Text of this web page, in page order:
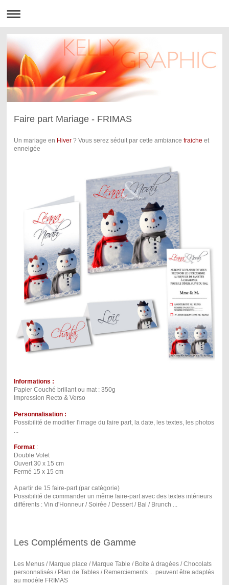
Faire part Mariage - FRIMAS
Un mariage en Hiver? Vous serez séduit par cette ambiance fraiche et
enneigée
Informations :
Papier Couché brillant ou mat : 350g
Impression Recto & Verso
Personnalisation :
Possibilité de modifier l'image du faire part, la date, les textes, les photos
...
Format:
Double Volet
Ouvert 30 x 15 cm
Fermé 15 x 15 cm
A partir de 15 faire-part (par catégorie)
Possibilité de commander un même faire-part avec des textes intérieurs
différents : Vin d'Honneur / Soirée / Dessert / Bal / Brunch ...
Les Compléments de Gamme
Les Menus / Marque place / Marque Table / Boite à dragées / Chocolats
personnalisés / Plan de Tables / Remerciements ... peuvent être adaptés
au modèle FRIMAS